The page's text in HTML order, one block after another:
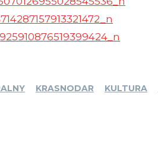
KRASNODAR KULTURA